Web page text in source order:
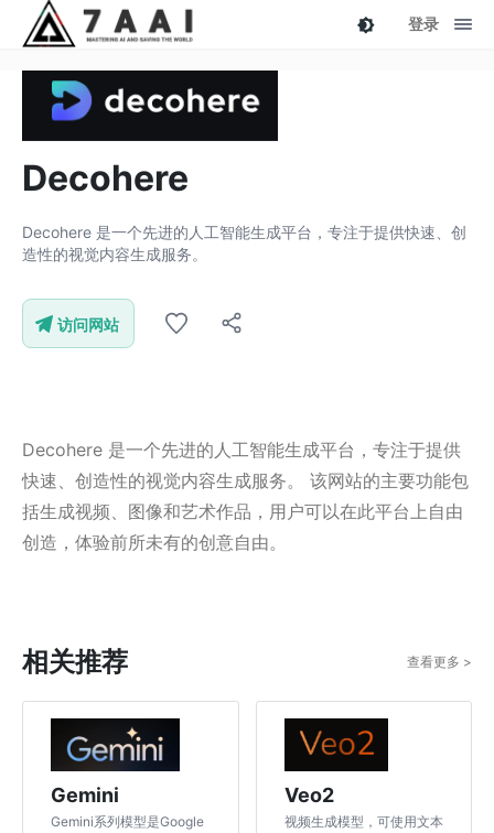
登录
Decohere
Decohere 是一个先进的人工智能生成平台，专注于提供快速、创
造性的视觉内容生成服务。
访问网站
Decohere 是一个先进的人工智能生成平台，专注于提供
快速、创造性的视觉内容生成服务。 该网站的主要功能包
括生成视频、图像和艺术作品，用户可以在此平台上自由
创造，体验前所未有的创意自由。
相关推荐 查看更多 >
Gemini
‌Gemini系列模型是Google
Veo2
视频生成模型，可使用文本